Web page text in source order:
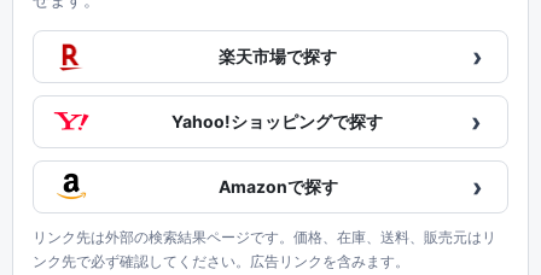
楽天市場で探す ›
Yahoo!ショッピングで探す ›
Amazonで探す ›
リンク先は外部の検索結果ページです。価格、在庫、送料、販売元はリ
ンク先で必ず確認してください。広告リンクを含みます。